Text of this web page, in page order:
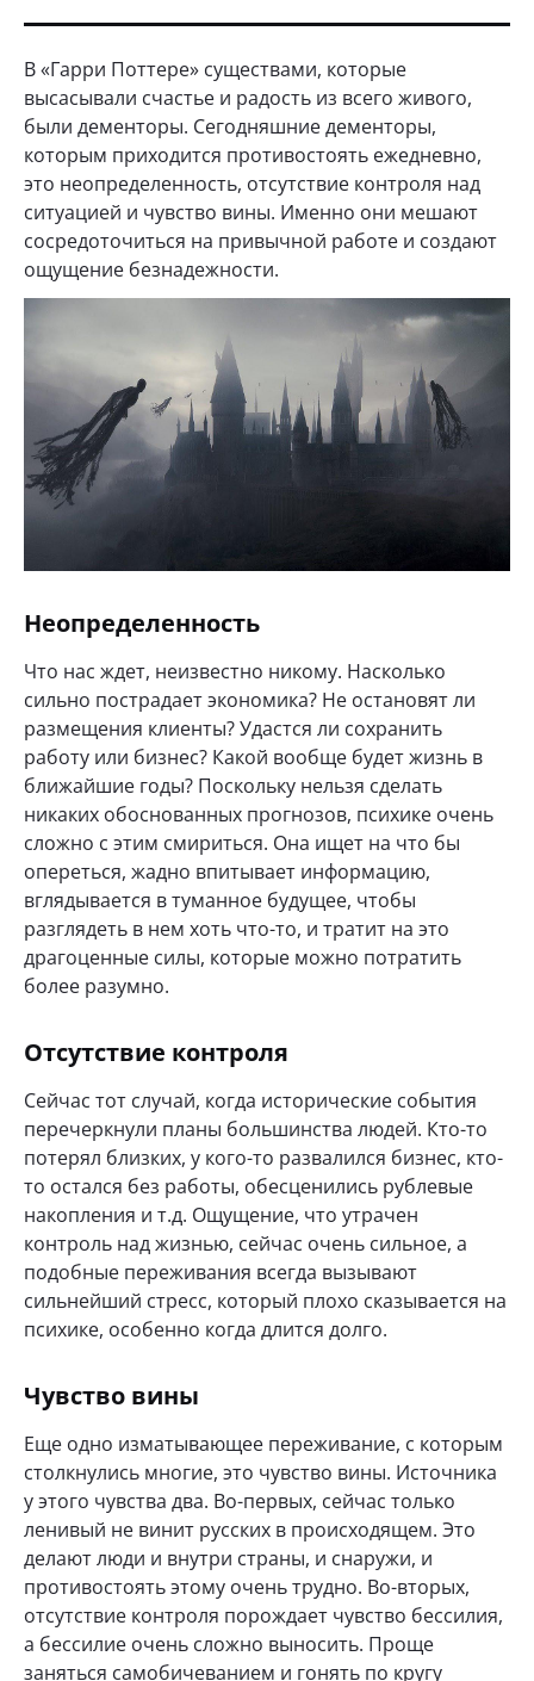
В «Гарри Поттере» существами, которые
высасывали счастье и радость из всего живого,
были дементоры. Сегодняшние дементоры,
которым приходится противостоять ежедневно,
это неопределенность, отсутствие контроля над
ситуацией и чувство вины. Именно они мешают
сосредоточиться на привычной работе и создают
ощущение безнадежности.
Неопределенность
Что нас ждет, неизвестно никому. Насколько
сильно пострадает экономика? Не остановят ли
размещения клиенты? Удастся ли сохранить
работу или бизнес? Какой вообще будет жизнь в
ближайшие годы? Поскольку нельзя сделать
никаких обоснованных прогнозов, психике очень
сложно с этим смириться. Она ищет на что бы
опереться, жадно впитывает информацию,
вглядывается в туманное будущее, чтобы
разглядеть в нем хоть что-то, и тратит на это
драгоценные силы, которые можно потратить
более разумно.
Отсутствие контроля
Сейчас тот случай, когда исторические события
перечеркнули планы большинства людей. Кто-то
потерял близких, у кого-то развалился бизнес, кто-
то остался без работы, обесценились рублевые
накопления и т.д. Ощущение, что утрачен
контроль над жизнью, сейчас очень сильное, а
подобные переживания всегда вызывают
сильнейший стресс, который плохо сказывается на
психике, особенно когда длится долго.
Чувство вины
Еще одно изматывающее переживание, с которым
столкнулись многие, это чувство вины. Источника
у этого чувства два. Во-первых, сейчас только
ленивый не винит русских в происходящем. Это
делают люди и внутри страны, и снаружи, и
противостоять этому очень трудно. Во-вторых,
отсутствие контроля порождает чувство бессилия,
а бессилие очень сложно выносить. Проще
заняться самобичеванием и гонять по кругу